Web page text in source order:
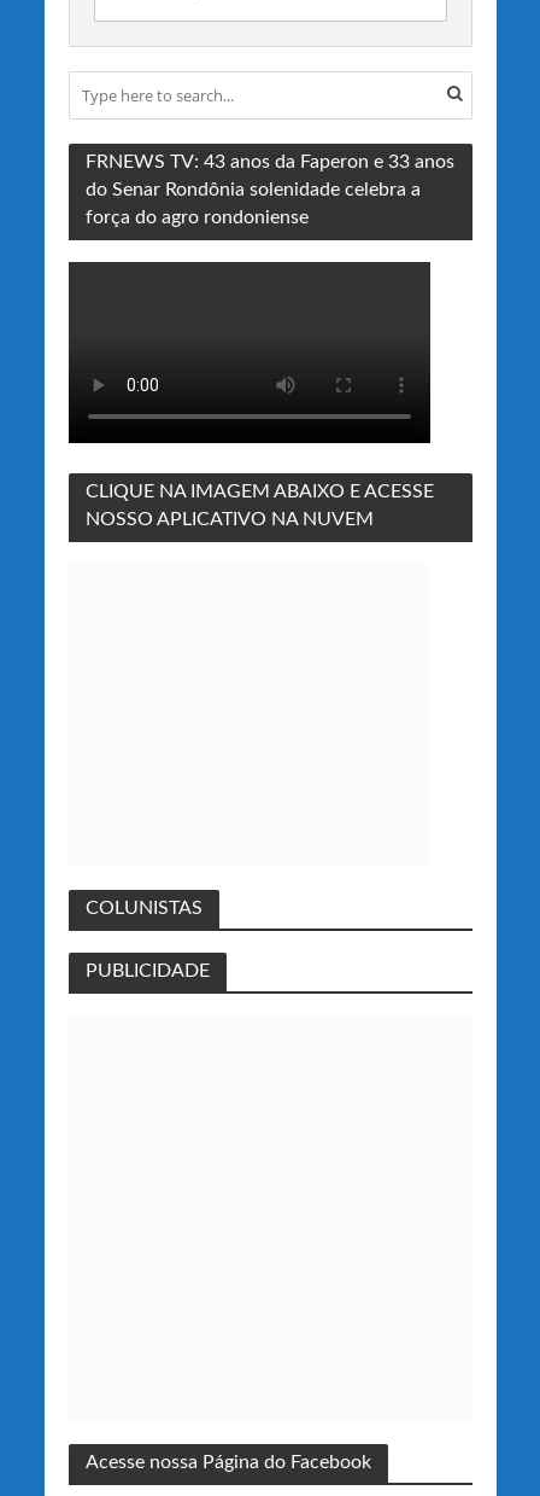
FRNEWS TV: 43 anos da Faperon e 33 anos
do Senar Rondônia solenidade celebra a
força do agro rondoniense
CLIQUE NA IMAGEM ABAIXO E ACESSE
NOSSO APLICATIVO NA NUVEM
COLUNISTAS
PUBLICIDADE
Acesse nossa Página do Facebook